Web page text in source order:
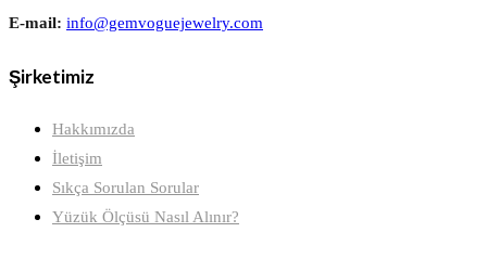
E-mail: info@gemvoguejewelry.com
Şirketimiz
Hakkımızda
İletişim
Sıkça Sorulan Sorular
Yüzük Ölçüsü Nasıl Alınır?